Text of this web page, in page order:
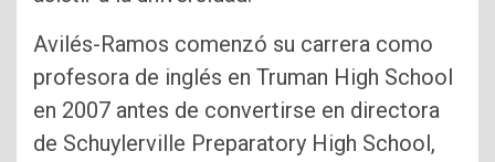
Avilés-Ramos comenzó su carrera como
profesora de inglés en Truman High School
en 2007 antes de convertirse en directora
de Schuylerville Preparatory High School,